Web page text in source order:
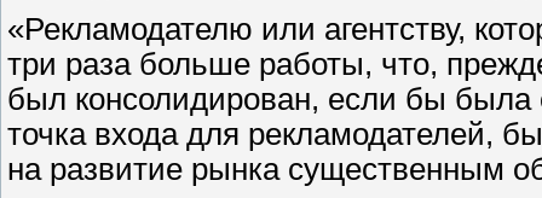
«Рекламодателю или агентству,
три раза больше работы, что,
был консолидирован, если бы
точка входа для рекламодателей,
на развитие рынка существенным